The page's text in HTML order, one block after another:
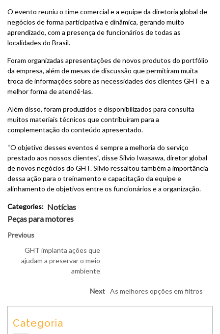
O evento reuniu o time comercial e a equipe da diretoria global de
negócios de forma participativa e dinâmica, gerando muito
aprendizado, com a presença de funcionários de todas as
localidades do Brasil.
Foram organizadas apresentações de novos produtos do portfólio
da empresa, além de mesas de discussão que permitiram muita
troca de informações sobre as necessidades dos clientes GHT e a
melhor forma de atendê-las.
Além disso, foram produzidos e disponibilizados para consulta
muitos materiais técnicos que contribuíram para a
complementação do conteúdo apresentado.
“O objetivo desses eventos é sempre a melhoria do serviço
prestado aos nossos clientes”, disse Sílvio Iwasawa, diretor global
de novos negócios do GHT. Sílvio ressaltou também a importância
dessa ação para o treinamento e capacitação da equipe e
alinhamento de objetivos entre os funcionários e a organização.
Categories: Notícias
Peças para motores
Previous
GHT implanta ações que
ajudam a preservar o meio
ambiente
Next As melhores opções em filtros
Categoria